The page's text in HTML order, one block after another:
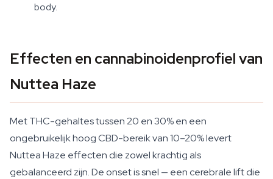
body.
Effecten en cannabinoidenprofiel van
Nuttea Haze
Met THC-gehaltes tussen 20 en 30% en een
ongebruikelijk hoog CBD-bereik van 10–20% levert
Nuttea Haze effecten die zowel krachtig als
gebalanceerd zijn. De onset is snel — een cerebrale lift die